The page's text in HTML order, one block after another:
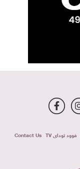
فوود توداى TV
Contact Us